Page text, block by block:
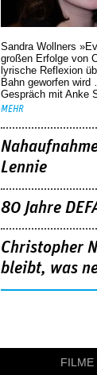
Sandra Wollners
großen Erfolge von
lyrische Reflexion
Bahn geworfen
Gespräch mit Anke
MEHR
Lennie
80 Jahre
Christopher
bleibt, was
FILME